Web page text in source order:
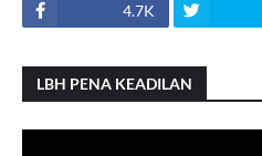
4.7K
LBH PENA KEADILAN